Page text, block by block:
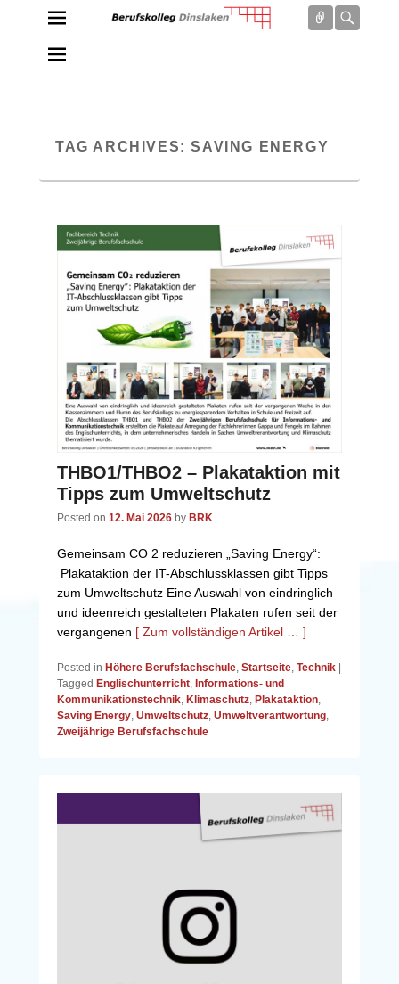
Connect
TAG ARCHIVES:SAVING ENERGY
THBO1/THBO2 – Plakataktion mit
Tipps zum Umweltschutz
Posted on 12. Mai 2026 by BRK
Gemeinsam CO 2 reduzieren „Saving Energy“:
Plakataktion der IT-Abschlussklassen gibt Tipps
zum Umweltschutz Eine Auswahl von eindringlich
und ideenreich gestalteten Plakaten rufen seit der
vergangenen [ Zum vollständigen Artikel … ]
Posted in Höhere Berufsfachschule, Startseite, Technik |
Tagged Englischunterricht, Informations- und
Kommunikationstechnik, Klimaschutz, Plakataktion,
Saving Energy, Umweltschutz, Umweltverantwortung,
Zweijährige Berufsfachschule